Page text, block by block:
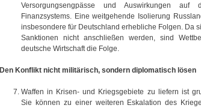
Versorgungsengpässe und Auswirkungen auf
Finanzsystems. Eine weitgehende Isolierung
insbesondere für Deutschland erhebliche Folgen. Da
Sanktionen nicht anschließen werden, sind
deutsche Wirtschaft die Folge.
Den Konflikt nicht militärisch, sondern diplomatisch lösen
Waffen in Krisen- und Kriegsgebiete zu liefern ist
Sie können zu einer weiteren Eskalation des